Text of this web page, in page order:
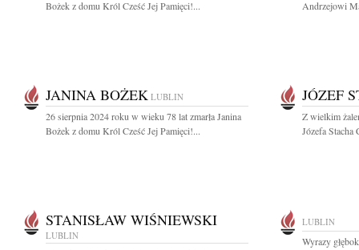
Bożek z domu Król Cześć Jej Pamięci!...
Andrzejowi
JANINA BOŻEK LUBLIN
26 sierpnia 2024 roku w wieku 78 lat zmarła Janina
Bożek z domu Król Cześć Jej Pamięci!...
JÓZEF
Z wielkim
Józefa Stacha
STANISŁAW WIŚNIEWSKI
LUBLIN
LUBLIN
Wyrazy